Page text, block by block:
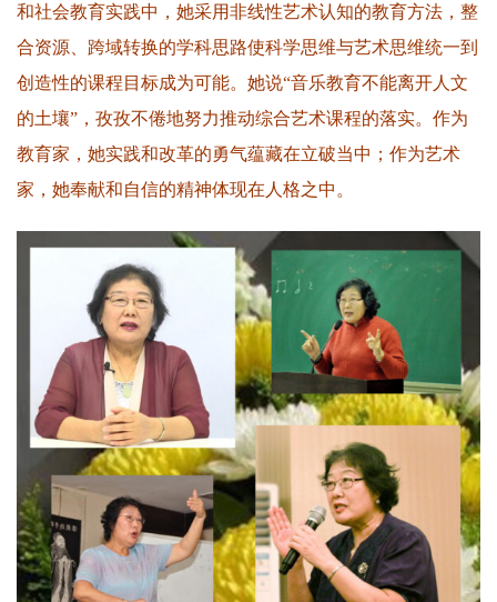
和社会教育实践中，她采用非线性艺术认知的教育方法，整
合资源、跨域转换的学科思路使科学思维与艺术思维统一到
创造性的课程目标成为可能。她说“音乐教育不能离开人文
的土壤”，孜孜不倦地努力推动综合艺术课程的落实。作为
教育家，她实践和改革的勇气蕴藏在立破当中；作为艺术
家，她奉献和自信的精神体现在人格之中。